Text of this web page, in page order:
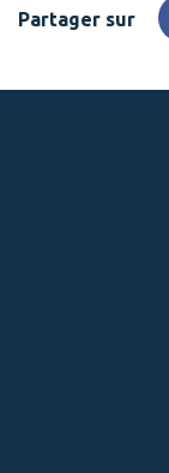
Partager sur